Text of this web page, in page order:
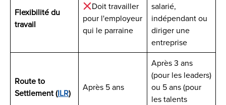
Flexibilité du
travail
Doit travailler
pour l'employeur
qui le parraine
salarié,
indépendant ou
diriger une
entreprise
Route to
Settlement (ILR)
Après 5 ans
Après 3 ans
(pour les leaders)
ou 5 ans (pour
les talents